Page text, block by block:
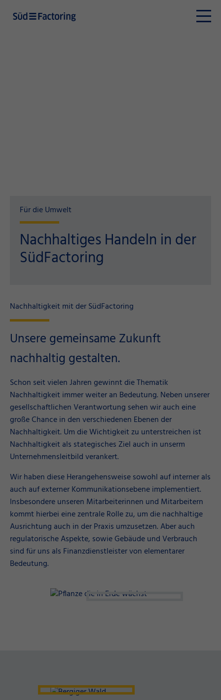
Für die Umwelt
Nachhaltiges Handeln in der
SüdFactoring
Nachhaltigkeit mit der SüdFactoring
Unsere gemeinsame Zukunft
nachhaltig gestalten.
Schon seit vielen Jahren gewinnt die Thematik
Nachhaltigkeit immer weiter an Bedeutung. Neben unserer
gesellschaftlichen Verantwortung sehen wir auch eine
große Chance in den verschiedenen Ebenen der
Nachhaltigkeit. Um die Wichtigkeit zu unterstreichen ist
Nachhaltigkeit als stategisches Ziel auch in unserm
Unternehmensleitbild verankert.
Wir haben diese Herangehensweise sowohl auf interner als
auch auf externer Kommunikationsebene implementiert.
Insbesondere unseren Mitarbeiterinnen und Mitarbeitern
kommt hierbei eine zentrale Rolle zu, um die nachhaltige
Ausrichtung auch in der Praxis umzusetzen. Aber auch
regulatorische Aspekte, sowie Gebäude und Verbrauch
sind für uns als Finanzdienstleister von elementarer
Bedeutung.